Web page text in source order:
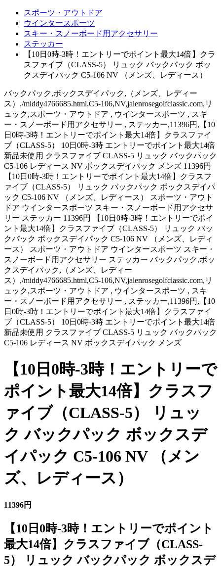
スポーツ・アウトドア
ウインタースポーツ
スキー・スノーボード用アクセサリー
ステッカー
【10日0時-3時！エントリーでポイント最大14倍】クラ
スファイブ（CLASS-5） リュック バックパック ボッ
クスデイパック C5-106 NV （メンズ、レディース）
バックパック,ボックスデイパック,（メンズ、レディー
ス）,/middy4766685.html,C5-106,NV,jalenrosegolfclassic.com,リ
ュック,スポーツ・アウトドア , ウインタースポーツ , スキ
ー・スノーボード用アクセサリー , ステッカー,11396円,【10
日0時-3時！エントリーでポイント最大14倍】クラスファイ
ブ（CLASS-5） 10日0時-3時 エントリーでポイント最大14倍
新品未使用 クラスファイブ CLASS-5 リュック バックパック
C5-106 レディース NV ボックスデイパック メンズ 11396円
【10日0時-3時！エントリーでポイント最大14倍】クラスフ
ァイブ（CLASS-5） リュック バックパック ボックスデイパ
ック C5-106 NV （メンズ、レディース） スポーツ・アウト
ドア ウインタースポーツ スキー・スノーボード用アクセサ
リー ステッカー 11396円 【10日0時-3時！エントリーでポイ
ント最大14倍】クラスファイブ（CLASS-5） リュック バッ
クパック ボックスデイパック C5-106 NV （メンズ、レディ
ース） スポーツ・アウトドア ウインタースポーツ スキー・
スノーボード用アクセサリー ステッカー バックパック,ボッ
クスデイパック,（メンズ、レディー
ス）,/middy4766685.html,C5-106,NV,jalenrosegolfclassic.com,リ
ュック,スポーツ・アウトドア , ウインタースポーツ , スキ
ー・スノーボード用アクセサリー , ステッカー,11396円,【10
日0時-3時！エントリーでポイント最大14倍】クラスファイ
ブ（CLASS-5） 10日0時-3時 エントリーでポイント最大14倍
新品未使用 クラスファイブ CLASS-5 リュック バックパック
C5-106 レディース NV ボックスデイパック メンズ
【10日0時-3時！エントリーで
ポイント最大14倍】クラスフ
ァイブ（CLASS-5） リュッ
ク バックパック ボックスデ
イパック C5-106 NV （メン
ズ、レディース）
11396円
【10日0時-3時！エントリーでポイント
最大14倍】クラスファイブ（CLASS-
5） リュック バックパック ボックスデ